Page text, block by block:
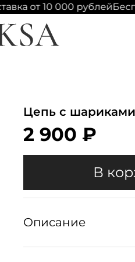
от 10 000 рублей
Цепь с шариками
2 900 ₽
В
Описание